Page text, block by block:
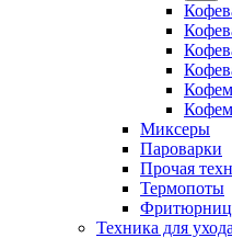
Миксеры
Пароварки
Прочая
Термопоты
Техника для